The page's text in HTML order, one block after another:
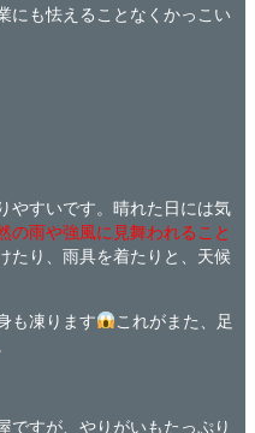
にも怯えることなくかっこい
やすいです。晴れた日には気
の雨や強風に見舞われること
たり、雨具を着たりと、天候
も凍ります
これがまた、足
ですが、やりがいもたっぷり